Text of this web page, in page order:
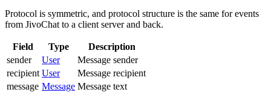
Protocol is symmetric, and protocol structure is the same for events
from JivoChat to a client server and back.
Field Type
Description
sender
User
Message sender
recipient User
Message recipient
message Message Message text